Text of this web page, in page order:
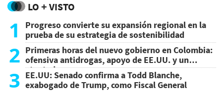
LO + VISTO
1
Progreso convierte su expansión regional en la
prueba de su estrategia de sostenibilidad
2 Primeras horas del nuevo gobierno en Colombia:
ofensiva antidrogas, apoyo de EE.UU. y un
atentado
3 EE.UU: Senado confirma a Todd Blanche,
exabogado de Trump, como Fiscal General